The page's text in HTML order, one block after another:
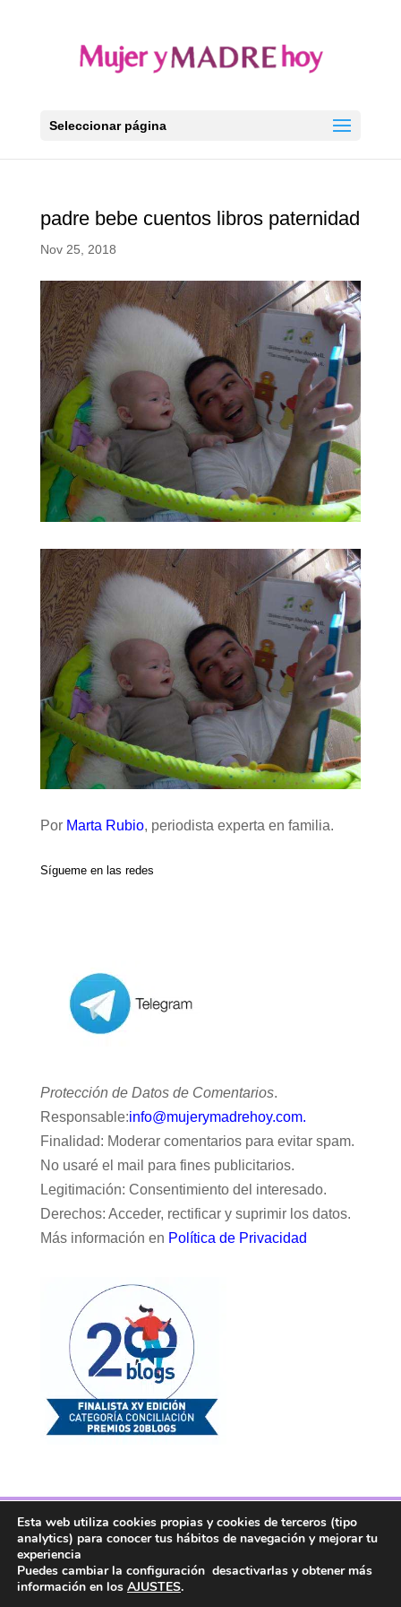
Seleccionar página
padre bebe cuentos libros paternidad
Nov 25, 2018
Por Marta Rubio, periodista experta en familia.
Sígueme en las redes
Protección de Datos de Comentarios.
Responsable:info@mujerymadrehoy.com.
Finalidad: Moderar comentarios para evitar spam.
No usaré el mail para fines publicitarios.
Legitimación: Consentimiento del interesado.
Derechos: Acceder, rectificar y suprimir los datos.
Más información en Política de Privacidad
Facebook Twitter Telegram
RSS
Instagram
Linkedin
Esta web utiliza cookies propias y cookies de terceros (tipo
analytics) para conocer tus hábitos de navegación y mejorar tu
experiencia
Puedes cambiar la configuración desactivarlas y obtener más
información en los AJUSTES.